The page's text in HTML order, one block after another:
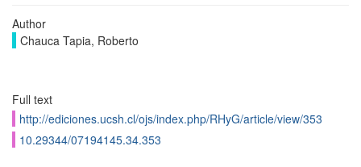
Author
Chauca Tapia, Roberto
Full text
http://ediciones.ucsh.cl/ojs/index.php/RHyG/article/view/353
10.29344/07194145.34.353